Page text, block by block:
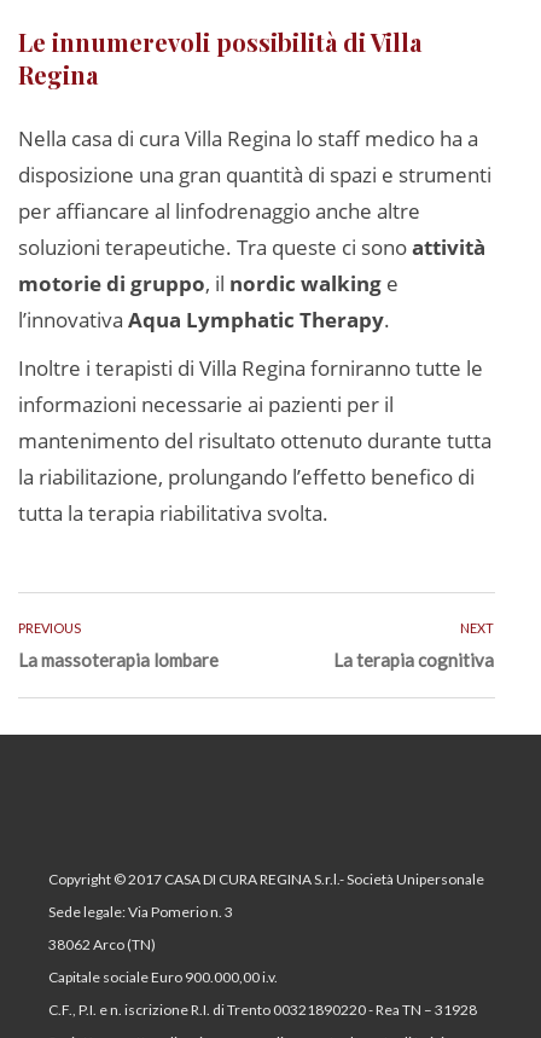
Le innumerevoli possibilità di Villa
Regina
Nella casa di cura Villa Regina lo staff medico ha a
disposizione una gran quantità di spazi e strumenti
per affiancare al linfodrenaggio anche altre
soluzioni terapeutiche. Tra queste ci sonoattività
motorie di gruppo, il nordic walking e
l’innovativa Aqua Lymphatic Therapy.
Inoltre i terapisti di Villa Regina forniranno tutte le
informazioni necessarie ai pazienti per il
mantenimento del risultato ottenuto durante tutta
la riabilitazione, prolungando l’effetto benefico di
tutta la terapia riabilitativa svolta.
PREVIOUS
La massoterapia lombare
NEXT
La terapia cognitiva
Copyright © 2017 CASA DI CURA REGINA S.r.l.- Società Unipersonale
Sede legale: Via Pomerio n. 3
38062 Arco (TN)
Capitale sociale Euro 900.000,00 i.v.
C.F., P.I. e n. iscrizione R.I. di Trento 00321890220 - Rea TN – 31928